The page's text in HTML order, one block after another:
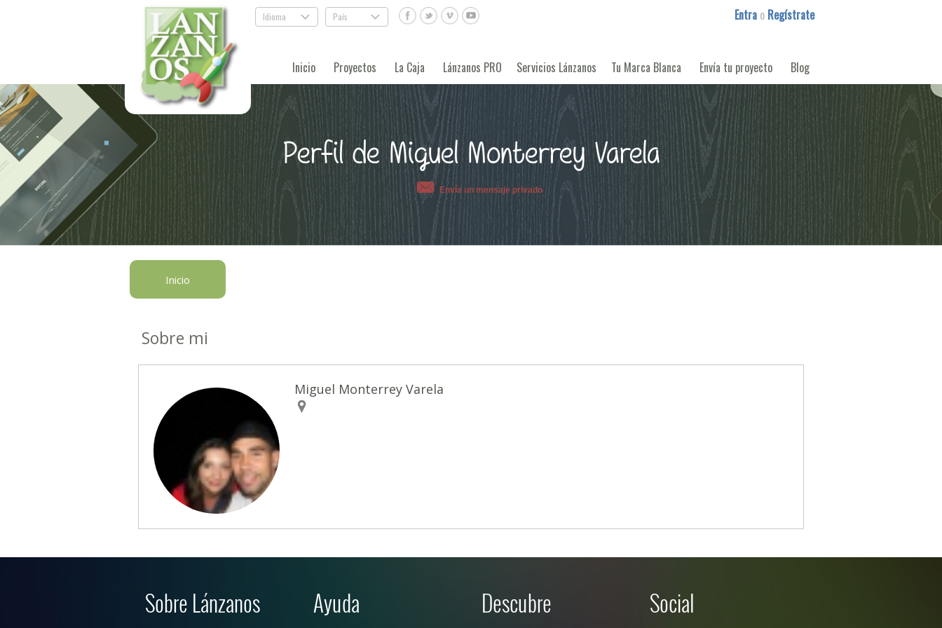
Idioma . País . Entra o Regístrate
Inicio Proyectos La Caja Lánzanos PRO Servicios Lánzanos Tu Marca Blanca Envía tu proyecto Blog
Perfil de Miguel Monterrey Varela
Envía un mensaje privado
Inicio
Sobre mi
Miguel Monterrey Varela
Sobre Lánzanos Ayuda Descubre Social